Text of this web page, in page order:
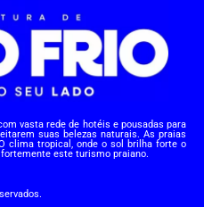
vasta rede de hotéis e pousadas para
suas belezas naturais. As praias
clima tropical, onde o sol brilha forte o
este turismo praiano.